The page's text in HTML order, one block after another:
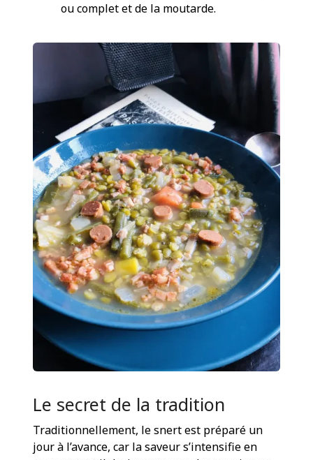
ou complet et de la moutarde.
Le secret de la tradition
Traditionnellement, le snert est préparé un
jour à l’avance, car la saveur s’intensifie en